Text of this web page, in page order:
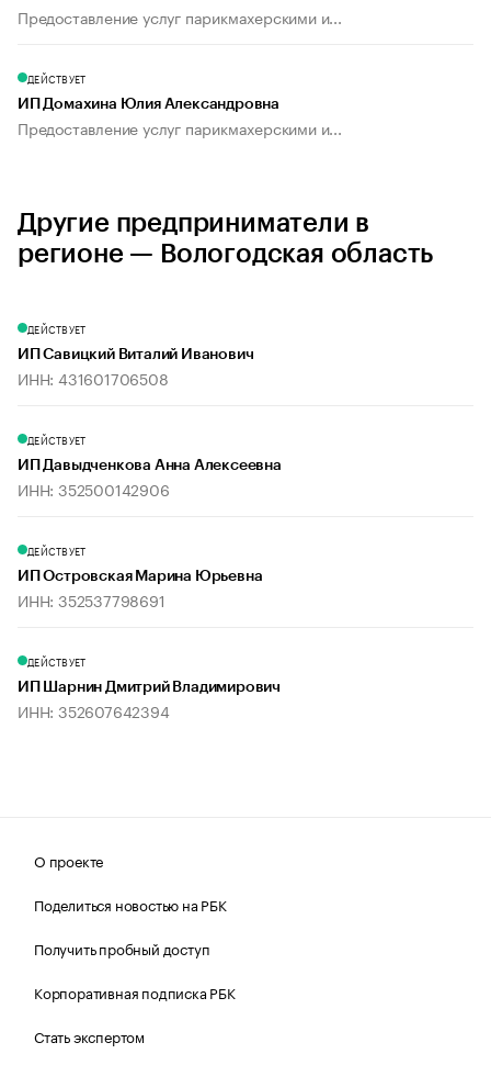
Предоставление услуг парикмахерскими и...
ДЕЙСТВУЕТ
ИП Домахина Юлия Александровна
Предоставление услуг парикмахерскими и...
Другие предприниматели в
регионе — Вологодская область
ДЕЙСТВУЕТ
ИП Савицкий Виталий Иванович
ИНН: 431601706508
ДЕЙСТВУЕТ
ИП Давыдченкова Анна Алексеевна
ИНН: 352500142906
ДЕЙСТВУЕТ
ИП Островская Марина Юрьевна
ИНН: 352537798691
ДЕЙСТВУЕТ
ИП Шарнин Дмитрий Владимирович
ИНН: 352607642394
О проекте
Поделиться новостью на РБК
Получить пробный доступ
Корпоративная подписка РБК
Стать экспертом